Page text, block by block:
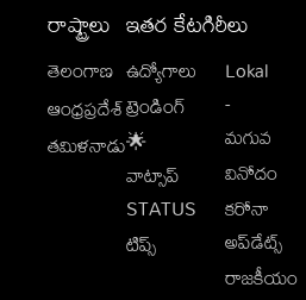
రాష్ట్రాలు
తెలంగాణ
ఆంధ్రప్రదేశ్
తమిళనాడు
ఇతర కేటగిరీలు
ఉద్యోగాలు
ట్రెండింగ్
🌟
వాట్సాప్
STATUS
టిప్స్
Lokal
-
మగువ
వినోదం
కరోనా
అప్‌డేట్స్
రాజకీయం